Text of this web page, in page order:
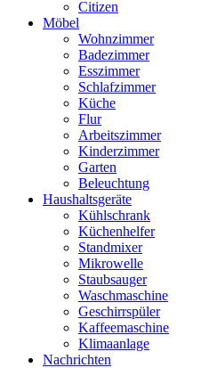
Citizen
Möbel
Wohnzimmer
Badezimmer
Esszimmer
Schlafzimmer
Küche
Flur
Arbeitszimmer
Kinderzimmer
Garten
Beleuchtung
Haushaltsgeräte
Kühlschrank
Küchenhelfer
Standmixer
Mikrowelle
Staubsauger
Waschmaschine
Geschirrspüler
Kaffeemaschine
Klimaanlage
Nachrichten